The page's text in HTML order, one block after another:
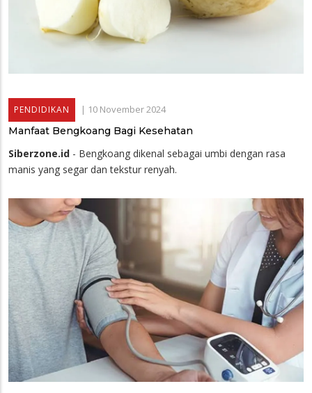
PENDIDIKAN | 10 November 2024
Manfaat Bengkoang Bagi Kesehatan
Siberzone.id - Bengkoang dikenal sebagai umbi dengan rasa
manis yang segar dan tekstur renyah.